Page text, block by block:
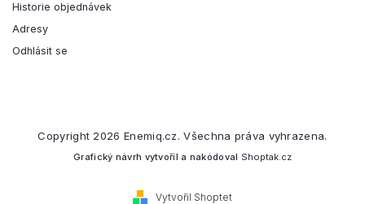
Historie objednávek
Adresy
Odhlásit se
Vytvořil Shoptet
Copyright 2026 Enemiq.cz. Všechna práva vyhrazena.
Grafický návrh vytvořil a nakódoval Shoptak.cz